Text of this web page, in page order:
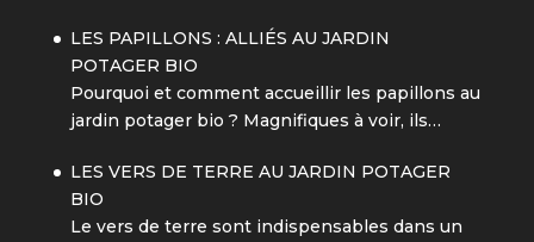
LES PAPILLONS : ALLIÉS AU JARDIN
POTAGER BIO
Pourquoi et comment accueillir les papillons au
jardin potager bio ? Magnifiques à voir, ils…
LES VERS DE TERRE AU JARDIN POTAGER
BIO
Le vers de terre sont indispensables dans un